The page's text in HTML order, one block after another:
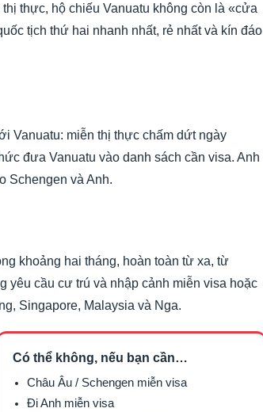
thực, hộ chiếu Vanuatu không còn là «cửa
tịch thứ hai nhanh nhất, rẻ nhất và kín đáo
Vanuatu: miễn thị thực chấm dứt ngày
đưa Vanuatu vào danh sách cần visa. Anh
Schengen và Anh.
khoảng hai tháng, hoàn toàn từ xa, từ
yêu cầu cư trú và nhập cảnh miễn visa hoặc
Singapore, Malaysia và Nga.
Có thể không, nếu bạn cần…
Châu Âu / Schengen miễn visa
Đi Anh miễn visa